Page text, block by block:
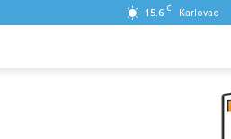
15.6 C Karlovac
Karlovački